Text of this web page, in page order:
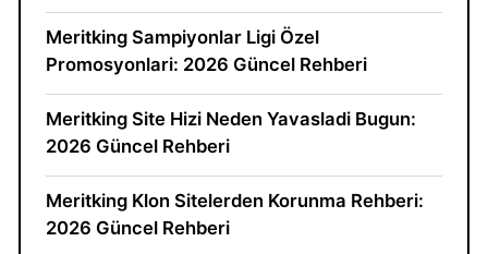
Meritking Sampiyonlar Ligi Özel
Promosyonlari: 2026 Güncel Rehberi
Meritking Site Hizi Neden Yavasladi Bugun:
2026 Güncel Rehberi
Meritking Klon Sitelerden Korunma Rehberi:
2026 Güncel Rehberi